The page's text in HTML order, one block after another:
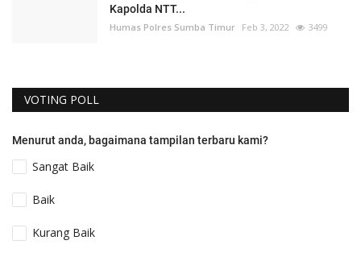
Kapolda NTT...
Humas Polres Sumba Timur Feb 3, 2022 3499
VOTING POLL
Menurut anda, bagaimana tampilan terbaru kami?
Sangat Baik
Baik
Kurang Baik